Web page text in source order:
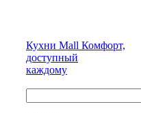
Кухни Mall Комфорт,
доступный
каждому